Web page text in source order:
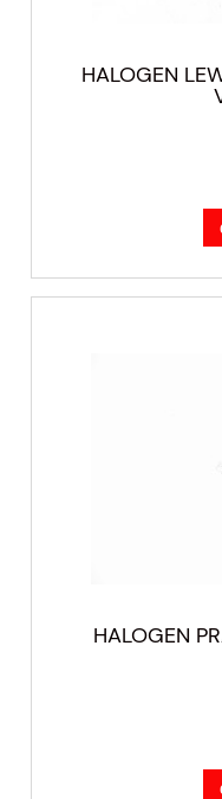
HALOGEN
HALOGEN